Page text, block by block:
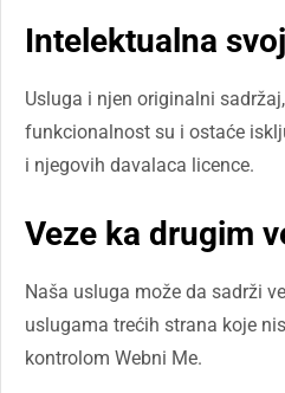
Intelektualna
Usluga i njen originalni
funkcionalnost su i ostaće
i njegovih davalaca licence.
Veze ka drugim
Naša usluga može da sadrži
uslugama trećih strana koje
kontrolom Webni Me.